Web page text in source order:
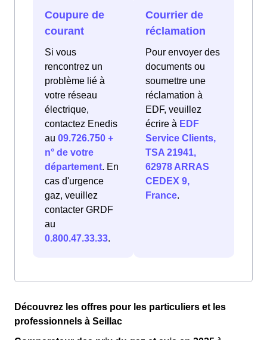
Coupure de
courant
Si vous
rencontrez un
problème lié à
votre réseau
électrique,
contactez Enedis
au 09.726.750 +
n° de votre
département. En
cas d'urgence
gaz, veuillez
contacter GRDF
au
0.800.47.33.33.
Courrier de
réclamation
Pour envoyer des
documents ou
soumettre une
réclamation à
EDF, veuillez
écrire à EDF
Service Clients,
TSA 21941,
62978 ARRAS
CEDEX 9,
France.
Découvrez les offres pour les particuliers et les
professionnels à Seillac